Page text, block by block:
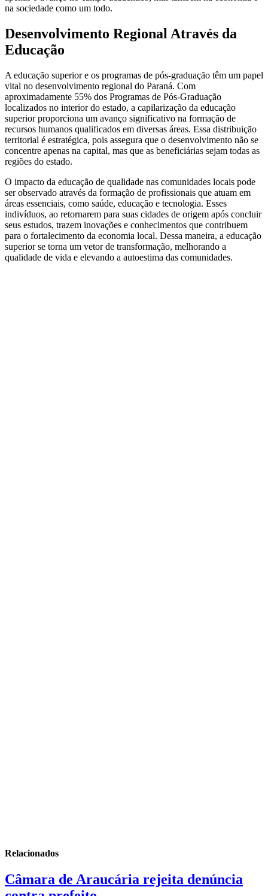
na sociedade como um todo.
Desenvolvimento Regional Através da
Educação
A educação superior e os programas de pós-graduação têm um papel
vital no desenvolvimento regional do Paraná. Com
aproximadamente 55% dos Programas de Pós-Graduação
localizados no interior do estado, a capilarização da educação
superior proporciona um avanço significativo na formação de
recursos humanos qualificados em diversas áreas. Essa distribuição
territorial é estratégica, pois assegura que o desenvolvimento não se
concentre apenas na capital, mas que as beneficiárias sejam todas as
regiões do estado.
O impacto da educação de qualidade nas comunidades locais pode
ser observado através da formação de profissionais que atuam em
áreas essenciais, como saúde, educação e tecnologia. Esses
indivíduos, ao retornarem para suas cidades de origem após concluir
seus estudos, trazem inovações e conhecimentos que contribuem
para o fortalecimento da economia local. Dessa maneira, a educação
superior se torna um vetor de transformação, melhorando a
qualidade de vida e elevando a autoestima das comunidades.
Relacionados
Câmara de Araucária rejeita denúncia